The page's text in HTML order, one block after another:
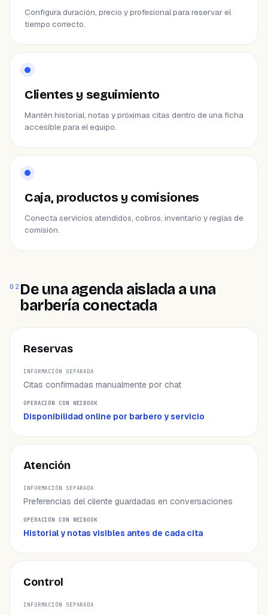
Configura duración, precio y profesional para reservar el
tiempo correcto.
Clientes y seguimiento
Mantén historial, notas y próximas citas dentro de una ficha
accesible para el equipo.
Caja, productos y comisiones
Conecta servicios atendidos, cobros, inventario y reglas de
comisión.
02 De una agenda aislada a una
barbería conectada
ÁREA
Reservas
Citas confirmadas manualmente por chat
Disponibilidad online por barbero y servicio
Atención
Preferencias del cliente guardadas en conversaciones
Historial y notas visibles antes de cada cita
Control